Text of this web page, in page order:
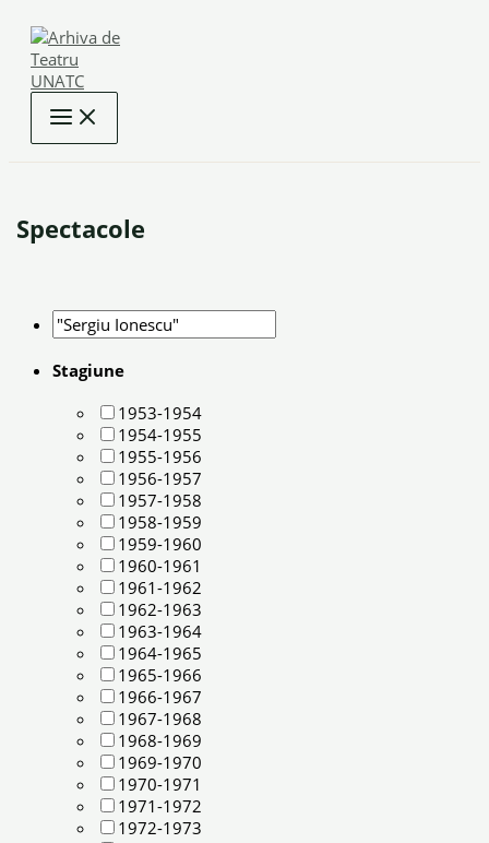
content
Spectacole
Stagiune
1953-1954
1954-1955
1955-1956
1956-1957
1957-1958
1958-1959
1959-1960
1960-1961
1961-1962
1962-1963
1963-1964
1964-1965
1965-1966
1966-1967
1967-1968
1968-1969
1969-1970
1970-1971
1971-1972
1972-1973